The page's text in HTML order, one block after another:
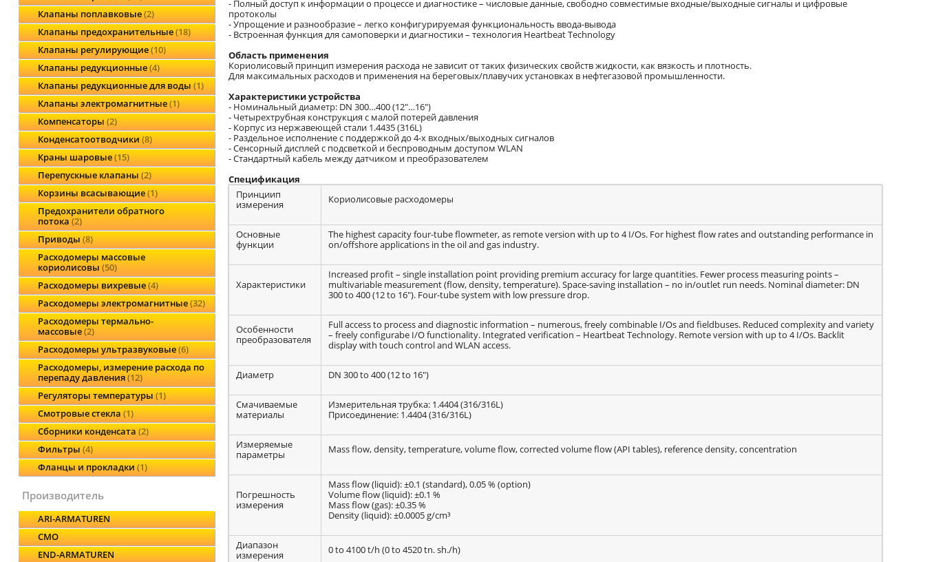
Клапаны поплавковые 2
Клапаны предохранительные 18
Клапаны регулирующие 10
Клапаны редукционные 4
Клапаны редукционные для воды 1
Клапаны электромагнитные 1
Компенсаторы 2
Конденсатоотводчики 8
Краны шаровые 15
Перепускные клапаны 2
Корзины всасывающие 1
Предохранители обратного
потока 2
Приводы 8
Расходомеры массовые
кориолисовы 50
Расходомеры вихревые 4
Расходомеры электромагнитные 32
Расходомеры термально-
массовые 2
Расходомеры ультразвуковые 6
Расходомеры, измерение расхода по
перепаду давления 12
Регуляторы температуры 1
Смотровые стекла 1
Сборники конденсата 2
Фильтры 4
Фланцы и прокладки 1
производитель
ARI-ARMATUREN
CMO
END-ARMATUREN
- Полный доступ к информации о процессе и диагностике – числовые данные, свободно совместимые входные/выходные сигналы и цифровые
протоколы
- Упрощение и разнообразие – легко конфигурируемая функциональность ввода-вывода
- Встроенная функция для самоповерки и диагностики – технология Heartbeat Technology
Область применения
Кориолисовый принцип измерения расхода не зависит от таких физических свойств жидкости, как вязкость и плотность.
Для максимальных расходов и применения на береговых/плавучих установках в нефтегазовой промышленности.
Характеристики устройства
- Номинальный диаметр: DN 300…400 (12"…16")
- Четырехтрубная конструкция с малой потерей давления
- Корпус из нержавеющей стали 1.4435 (316L)
- Раздельное исполнение с поддержкой до 4-х входных/выходных сигналов
- Сенсорный дисплей с подсветкой и беспроводным доступом WLAN
- Стандартный кабель между датчиком и преобразователем
Спецификация
Принциип
измерения
Кориолисовые расходомеры
Основные
функции
The highest capacity four-tube flowmeter, as remote version with up to 4 I/Os. For highest flow rates and outstanding performance in
on/offshore applications in the oil and gas industry.
Характеристики
Increased profit – single installation point providing premium accuracy for large quantities. Fewer process measuring points –
multivariable measurement (flow, density, temperature). Space-saving installation – no in/outlet run needs. Nominal diameter: DN
300 to 400 (12 to 16"). Four-tube system with low pressure drop.
Особенности
преобразователя
Full access to process and diagnostic information – numerous, freely combinable I/Os and fieldbuses. Reduced complexity and variety
– freely configurabe I/O functionality. Integrated verification – Heartbeat Technology. Remote version with up to 4 I/Os. Backlit
display with touch control and WLAN access.
Диаметр DN 300 to 400 (12 to 16")
Смачиваемые
материалы
Измерительная трубка: 1.4404 (316/316L)
Присоединение: 1.4404 (316/316L)
Измеряемые
параметры
Mass flow, density, temperature, volume flow, corrected volume flow (API tables), reference density, concentration
Погрешность
измерения
Mass flow (liquid): ±0.1 (standard), 0.05 % (option)
Volume flow (liquid): ±0.1 %
Mass flow (gas): ±0.35 %
Density (liquid): ±0.0005 g/cm³
Диапазон
измерения
0 to 4100 t/h (0 to 4520 tn. sh./h)